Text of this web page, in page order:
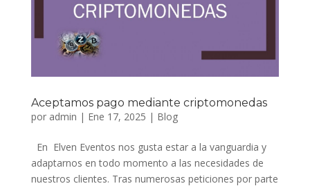
Aceptamos pago mediante criptomonedas
por admin | Ene 17, 2025 | Blog
En Elven Eventos nos gusta estar a la vanguardia y
adaptarnos en todo momento a las necesidades de
nuestros clientes. Tras numerosas peticiones por parte